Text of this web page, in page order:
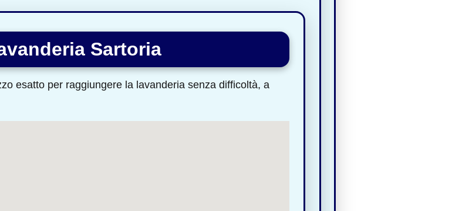
Sartoria
esatto per raggiungere la lavanderia senza difficoltà, a